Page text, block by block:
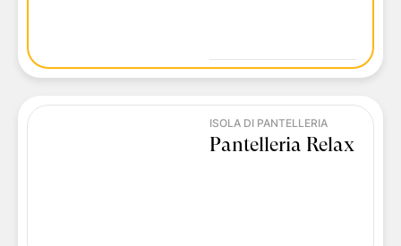
ISOLA DI PANTELLERIA
Pantelleria Relax